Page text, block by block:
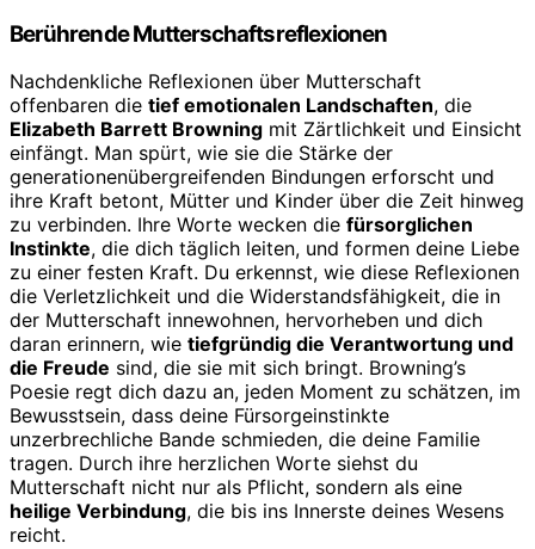
Berührende Mutterschaftsreflexionen
Nachdenkliche Reflexionen über Mutterschaft
offenbaren die tief emotionalen Landschaften, die
Elizabeth Barrett Browning mit Zärtlichkeit und Einsicht
einfängt. Man spürt, wie sie die Stärke der
generationenübergreifenden Bindungen erforscht und
ihre Kraft betont, Mütter und Kinder über die Zeit hinweg
zu verbinden. Ihre Worte wecken die fürsorglichen
Instinkte, die dich täglich leiten, und formen deine Liebe
zu einer festen Kraft. Du erkennst, wie diese Reflexionen
die Verletzlichkeit und die Widerstandsfähigkeit, die in
der Mutterschaft innewohnen, hervorheben und dich
daran erinnern, wie tiefgründig die Verantwortung und
die Freude sind, die sie mit sich bringt. Browning’s
Poesie regt dich dazu an, jeden Moment zu schätzen, im
Bewusstsein, dass deine Fürsorgeinstinkte
unzerbrechliche Bande schmieden, die deine Familie
tragen. Durch ihre herzlichen Worte siehst du
Mutterschaft nicht nur als Pflicht, sondern als eine
heilige Verbindung, die bis ins Innerste deines Wesens
reicht.